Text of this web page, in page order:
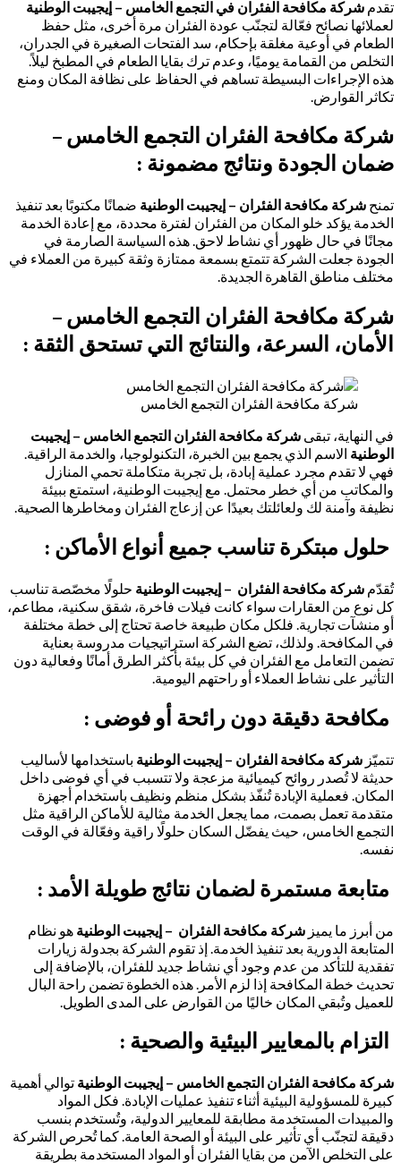
تقدم شركة مكافحة الفئران في التجمع الخامس – إيجيبت الوطنية
لعملائها نصائح فعّالة لتجنّب عودة الفئران مرة أخرى، مثل حفظ
الطعام في أوعية مغلقة بإحكام، سد الفتحات الصغيرة في الجدران،
التخلص من القمامة يوميًا، وعدم ترك بقايا الطعام في المطبخ ليلاً.
هذه الإجراءات البسيطة تساهم في الحفاظ على نظافة المكان ومنع
تكاثر القوارض.
شركة مكافحة الفئران التجمع الخامس –
ضمان الجودة ونتائج مضمونة :
تمنح شركة مكافحة الفئران – إيجيبت الوطنية ضمانًا مكتوبًا بعد تنفيذ
الخدمة يؤكد خلو المكان من الفئران لفترة محددة، مع إعادة الخدمة
مجانًا في حال ظهور أي نشاط لاحق. هذه السياسة الصارمة في
الجودة جعلت الشركة تتمتع بسمعة ممتازة وثقة كبيرة من العملاء في
مختلف مناطق القاهرة الجديدة.
شركة مكافحة الفئران التجمع الخامس –
الأمان، السرعة، والنتائج التي تستحق الثقة :
شركة مكافحة الفئران التجمع الخامس
في النهاية، تبقى شركة مكافحة الفئران التجمع الخامس – إيجيبت
الوطنية الاسم الذي يجمع بين الخبرة، التكنولوجيا، والخدمة الراقية.
فهي لا تقدم مجرد عملية إبادة، بل تجربة متكاملة تحمي المنازل
والمكاتب من أي خطر محتمل. مع إيجيبت الوطنية، استمتع ببيئة
نظيفة وآمنة لك ولعائلتك بعيدًا عن إزعاج الفئران ومخاطرها الصحية.
حلول مبتكرة تناسب جميع أنواع الأماكن :
تُقدّم شركة مكافحة الفئران – إيجيبت الوطنية حلولًا مخصّصة تناسب
كل نوع من العقارات سواء كانت فيلات فاخرة، شقق سكنية، مطاعم،
أو منشآت تجارية. فلكل مكان طبيعة خاصة تحتاج إلى خطة مختلفة
في المكافحة. ولذلك، تضع الشركة استراتيجيات مدروسة بعناية
تضمن التعامل مع الفئران في كل بيئة بأكثر الطرق أمانًا وفعالية دون
التأثير على نشاط العملاء أو راحتهم اليومية.
مكافحة دقيقة دون رائحة أو فوضى :
تتميّز شركة مكافحة الفئران – إيجيبت الوطنية باستخدامها لأساليب
حديثة لا تُصدر روائح كيميائية مزعجة ولا تتسبب في أي فوضى داخل
المكان. فعملية الإبادة تُنفّذ بشكل منظم ونظيف باستخدام أجهزة
متقدمة تعمل بصمت، مما يجعل الخدمة مثالية للأماكن الراقية مثل
التجمع الخامس، حيث يفضّل السكان حلولًا راقية وفعّالة في الوقت
نفسه.
متابعة مستمرة لضمان نتائج طويلة الأمد :
من أبرز ما يميز شركة مكافحة الفئران – إيجيبت الوطنية هو نظام
المتابعة الدورية بعد تنفيذ الخدمة. إذ تقوم الشركة بجدولة زيارات
تفقدية للتأكد من عدم وجود أي نشاط جديد للفئران، بالإضافة إلى
تحديث خطة المكافحة إذا لزم الأمر. هذه الخطوة تضمن راحة البال
للعميل وتُبقي المكان خاليًا من القوارض على المدى الطويل.
التزام بالمعايير البيئية والصحية :
شركة مكافحة الفئران التجمع الخامس – إيجيبت الوطنية توالي أهمية
كبيرة للمسؤولية البيئية أثناء تنفيذ عمليات الإبادة. فكل المواد
والمبيدات المستخدمة مطابقة للمعايير الدولية، وتُستخدم بنسب
دقيقة لتجنّب أي تأثير على البيئة أو الصحة العامة. كما تُحرص الشركة
على التخلص الآمن من بقايا الفئران أو المواد المستخدمة بطريقة